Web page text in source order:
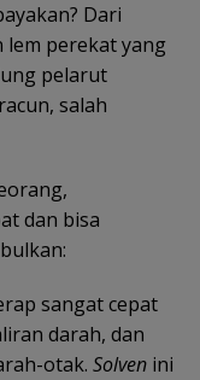
Dari
lem perekat yang
pelarut
salah
dan bisa
sangat cepat
darah, dan
otak. Solven ini